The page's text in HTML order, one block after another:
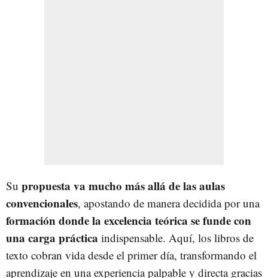
Su propuesta va mucho más allá de las aulas
convencionales, apostando de manera decidida por una
formación donde la excelencia teórica se funde con
una carga práctica indispensable. Aquí, los libros de
texto cobran vida desde el primer día, transformando el
aprendizaje en una experiencia palpable y directa gracias